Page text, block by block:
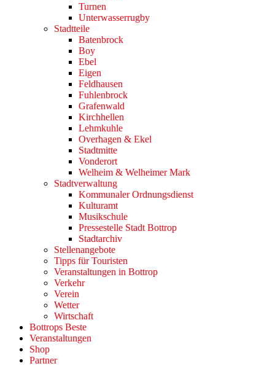
Turnen
Unterwasserrugby
Stadtteile
Batenbrock
Boy
Ebel
Eigen
Feldhausen
Fuhlenbrock
Grafenwald
Kirchhellen
Lehmkuhle
Overhagen & Ekel
Stadtmitte
Vonderort
Welheim & Welheimer Mark
Stadtverwaltung
Kommunaler Ordnungsdienst
Kulturamt
Musikschule
Pressestelle Stadt Bottrop
Stadtarchiv
Stellenangebote
Tipps für Touristen
Veranstaltungen in Bottrop
Verkehr
Verein
Wetter
Wirtschaft
Bottrops Beste
Veranstaltungen
Shop
Partner